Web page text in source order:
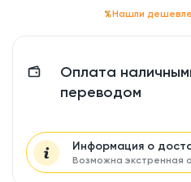
Нашли
Оплата
переводом
Информация о
Возможна экстренная